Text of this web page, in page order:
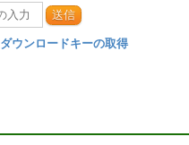
送信
ダウンロードキーの取得